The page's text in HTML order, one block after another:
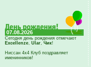
07.08.2026
Сегодня день рождения отмечают
Excellenze, Ular, Чик!
Ниссан 4х4 Клуб поздравляет
именинников!